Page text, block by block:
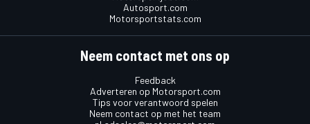
Autosport.com
Motorsportstats.com
Neem contact met ons op
Feedback
Adverteren op Motorsport.com
Tips voor verantwoord spelen
Neem contact op met het team